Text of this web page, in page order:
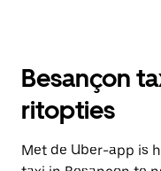
Besançon
ritopties
Met de Uber-app is